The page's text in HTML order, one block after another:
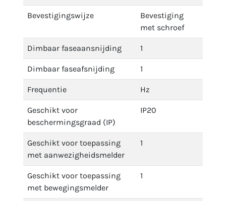
Bevestigingswijze
Bevestiging
met schroef
Dimbaar faseaansnijding 1
Dimbaar faseafsnijding 1
Frequentie Hz
Geschikt voor
beschermingsgraad (IP)
IP20
Geschikt voor toepassing
met aanwezigheidsmelder
1
Geschikt voor toepassing
met bewegingsmelder
1